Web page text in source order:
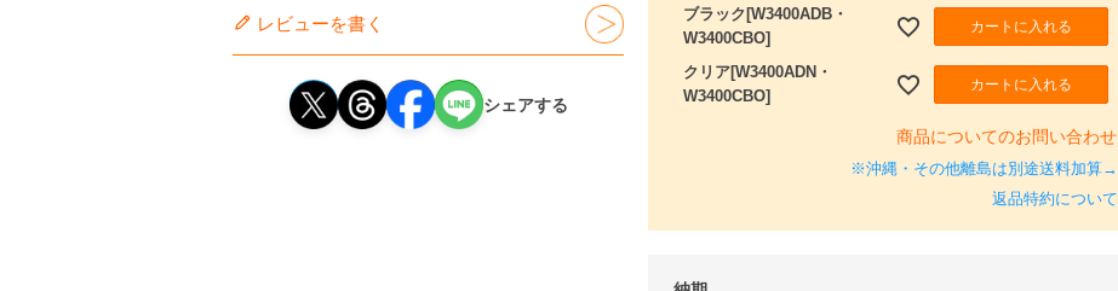
レビューを書く
シェアする
ブラック[W3400ADB・
W3400CBO]
カートに入れる
クリア[W3400ADN・
W3400CBO]
カートに入れる
商品についてのお問い合わせ
※沖縄・その他離島は別途送料加算→
返品特約について